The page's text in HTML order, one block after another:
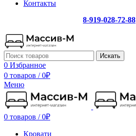
Контакты
8-919-028-72-88
Искать
0 Избранное
0 товаров / 0₽
Меню
0 товаров / 0₽
Кровати